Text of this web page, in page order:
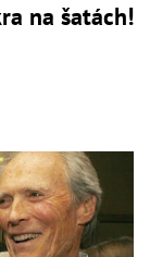
na šatách!